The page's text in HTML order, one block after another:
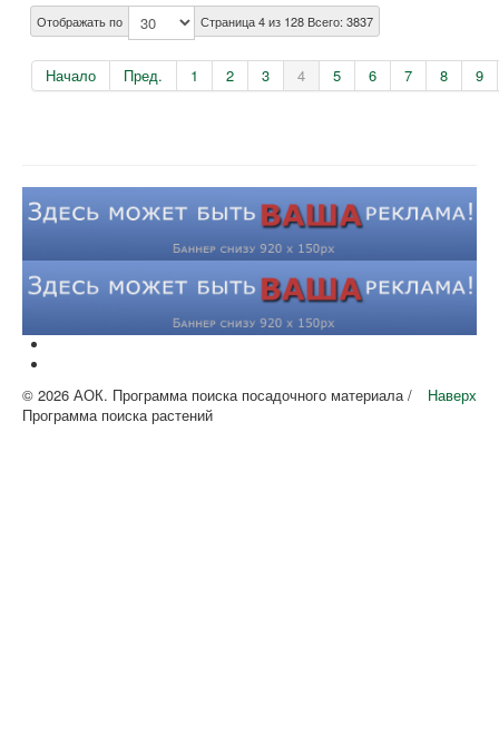
Отображать по Страница 4 из 128 Всего: 3837
Начало Пред. 1 2 3 4 5 6 7 8 9
Наверх
© 2026 АОК. Программа поиска посадочного материала /
Программа поиска растений